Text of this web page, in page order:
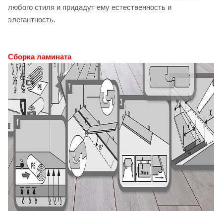
любого стиля и придадут ему естественность и
элегантность.
Сборка ламината